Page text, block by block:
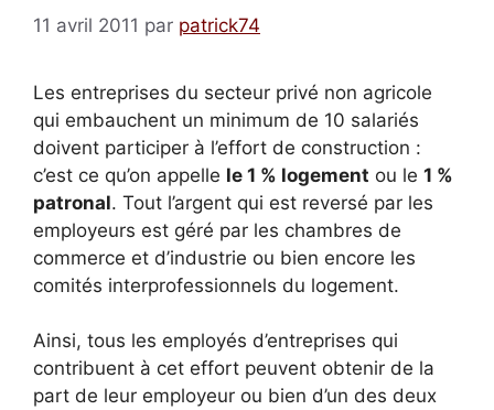
11 avril 2011 par patrick74
Les entreprises du secteur privé non agricole
qui embauchent un minimum de 10 salariés
doivent participer à l’effort de construction :
c’est ce qu’on appelle le 1 % logement ou le 1 %
patronal. Tout l’argent qui est reversé par les
employeurs est géré par les chambres de
commerce et d’industrie ou bien encore les
comités interprofessionnels du logement.
Ainsi, tous les employés d’entreprises qui
contribuent à cet effort peuvent obtenir de la
part de leur employeur ou bien d’un des deux